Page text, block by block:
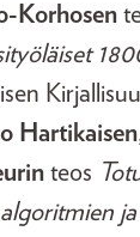
Korhosen
Hartikaisen
teos